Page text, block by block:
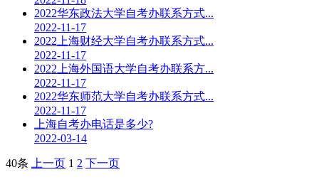
2022华东政法大学自考办联系方式...
2022-11-17
2022上海财经大学自考办联系方式...
2022-11-17
2022上海外国语大学自考办联系方...
2022-11-17
2022华东师范大学自考办联系方式...
2022-11-17
上海自考办电话是多少?
2022-03-14
40条 上一页 1 2 下一页